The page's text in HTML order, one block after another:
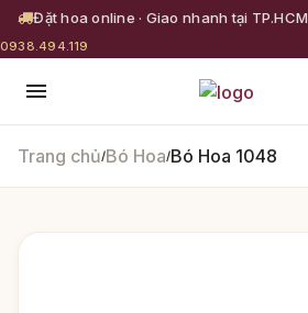
Đặt hoa online · Giao nhanh tại TP.HCM
0938.494.119
Trang chủ/Bó Hoa/Bó Hoa 1048